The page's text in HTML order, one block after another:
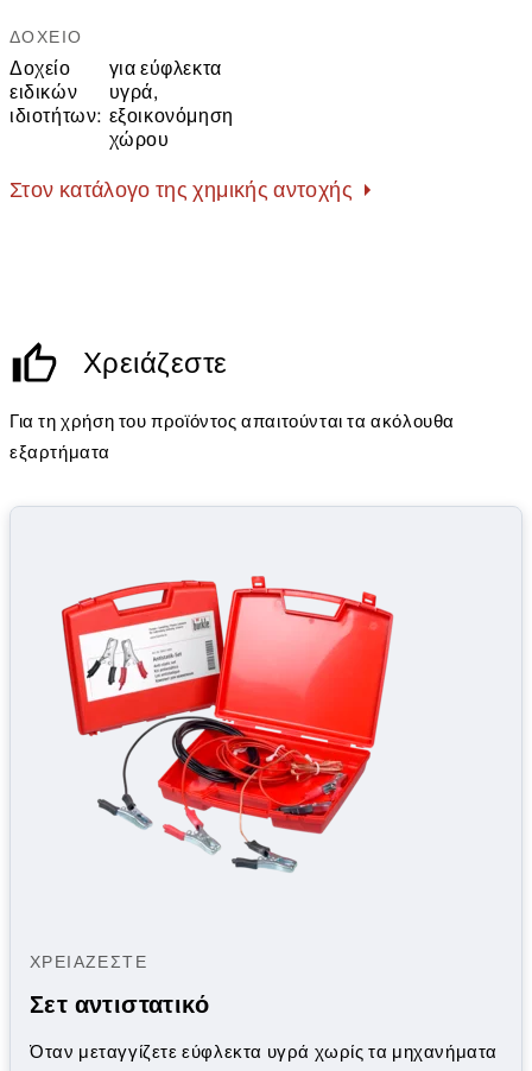
ΔΟΧΕΊΟ
Δοχείο
ειδικών
ιδιοτήτων:
για εύφλεκτα
υγρά,
εξοικονόμηση
χώρου
Στον κατάλογο της χημικής αντοχής
Χρειάζεστε
Για τη χρήση του προϊόντος απαιτούνται τα ακόλουθα
εξαρτήματα
ΧΡΕΙΆΖΕΣΤΕ
Σετ αντιστατικό
Όταν μεταγγίζετε εύφλεκτα υγρά χωρίς τα μηχανήματα